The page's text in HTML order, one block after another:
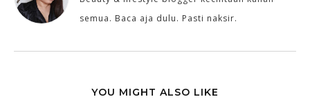
semua. Baca aja dulu. Pasti naksir.
YOU MIGHT ALSO LIKE